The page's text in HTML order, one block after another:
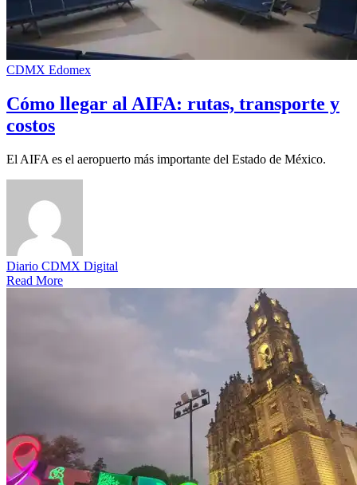
CDMX Edomex
Cómo llegar al AIFA: rutas, transporte y
costos
El AIFA es el aeropuerto más importante del Estado de México.
Diario CDMX Digital
Read More